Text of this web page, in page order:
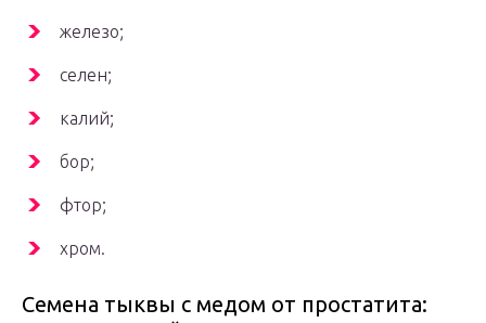
железо;
селен;
калий;
бор;
фтор;
хром.
Семена тыквы с медом от простатита: